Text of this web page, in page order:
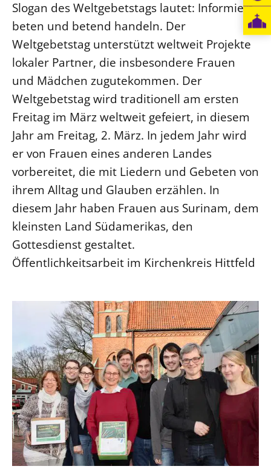
Slogan des Weltgebetstags lautet: Informiert
beten und betend handeln. Der
Weltgebetstag unterstützt weltweit Projekte
lokaler Partner, die insbesondere Frauen
und Mädchen zugutekommen. Der
Weltgebetstag wird traditionell am ersten
Freitag im März weltweit gefeiert, in diesem
Jahr am Freitag, 2. März. In jedem Jahr wird
er von Frauen eines anderen Landes
vorbereitet, die mit Liedern und Gebeten von
ihrem Alltag und Glauben erzählen. In
diesem Jahr haben Frauen aus Surinam, dem
kleinsten Land Südamerikas, den
Gottesdienst gestaltet.
Öffentlichkeitsarbeit im Kirchenkreis Hittfeld